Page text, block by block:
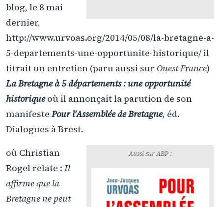
blog, le 8 mai
dernier,
http://www.urvoas.org/2014/05/08/la-bretagne-a-
5-departements-une-opportunite-historique/ il
titrait un entretien (paru aussi sur Ouest France)
La Bretagne à 5 départements : une opportunité
historiqueoù il annonçait la parution de son
manifeste Pour l'Assemblée de Bretagne, éd.
Dialogues à Brest.
Aussi sur ABP :
où Christian
Rogel relate : Il
affirme que la
Bretagne ne peut